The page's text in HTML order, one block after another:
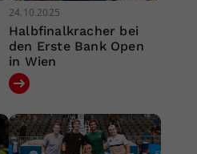
24.10.2025
Halbfinalkracher bei
den Erste Bank Open
in Wien